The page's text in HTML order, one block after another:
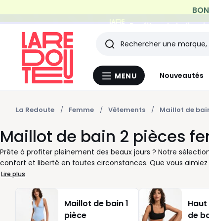
Profitez de la
Menu
MENU Nouveautés
Rechercher
Les
derniers
articles
consultés
La Redoute Femme Vêtements Maillot de
Maillot de bain 2 pièces
Prête à profiter pleinement des beaux jours ? Notre
confort et liberté en toutes circonstances. Que vous
à votre style de vie et à votre rythme. Nous vous
vous assure aisance et confiance en mouvement. Avec
composer l’ensemble qui vous ressemble. Un motif
silhouette. Chez La Redoute, nous pensons chaque produit
Lire plus
Maillot de bain 1
pièce
de